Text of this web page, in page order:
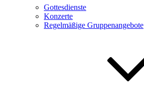
Gottesdienste
Konzerte
Regelmäßige Gruppenangebote